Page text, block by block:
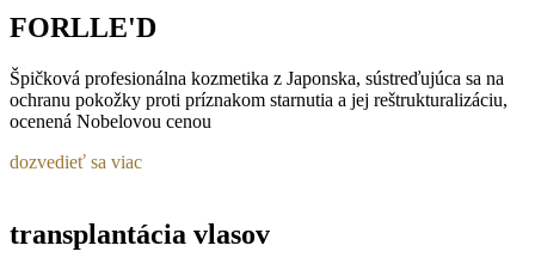
FORLLE'D
Špičková profesionálna kozmetika z Japonska, sústreďujúca sa na
ochranu pokožky proti príznakom starnutia a jej reštrukturalizáciu,
ocenená Nobelovou cenou
dozvedieť sa viac
transplantácia vlasov